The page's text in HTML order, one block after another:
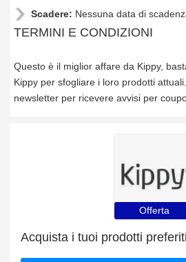
Scadere: Nessuna data di
TERMINI E CONDIZIONI
Questo è il miglior affare da Kippy,
Kippy per sfogliare i loro prodotti
newsletter per ricevere avvisi per
Offerta